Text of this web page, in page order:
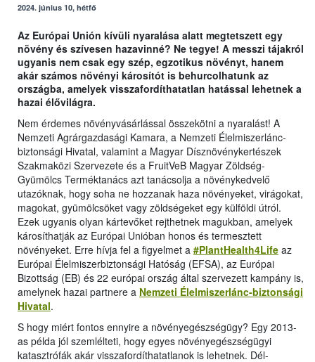
2024. június 10, hétfő
Az Európai Unión kívüli nyaralása alatt megtetszett egy
növény és szívesen hazavinné? Ne tegye! A messzi tájakról
ugyanis nem csak egy szép, egzotikus növényt, hanem
akár számos növényi károsítót is behurcolhatunk az
országba, amelyek visszafordíthatatlan hatással lehetnek a
hazai élővilágra.
Nem érdemes növényvásárlással összekötni a nyaralást! A
Nemzeti Agrárgazdasági Kamara, a Nemzeti Élelmiszerlánc-
biztonsági Hivatal, valamint a Magyar Dísznövénykertészek
Szakmaközi Szervezete és a FruitVeB Magyar Zöldség-
Gyümölcs Terméktanács azt tanácsolja a növénykedvelő
utazóknak, hogy soha ne hozzanak haza növényeket, virágokat,
magokat, gyümölcsöket vagy zöldségeket egy külföldi útról.
Ezek ugyanis olyan kártevőket rejthetnek magukban, amelyek
károsíthatják az Európai Unióban honos és termesztett
növényeket. Erre hívja fel a figyelmet a #PlantHealth4Life az
Európai Élelmiszerbiztonsági Hatóság (EFSA), az Európai
Bizottság (EB) és 22 európai ország által szervezett kampány is,
amelynek hazai partnere a Nemzeti Élelmiszerlánc-biztonsági
Hivatal.
S hogy miért fontos ennyire a növényegészségügy? Egy 2013-
as példa jól szemlélteti, hogy egyes növényegészségügyi
katasztrófák akár visszafordíthatatlanok is lehetnek. Dél-